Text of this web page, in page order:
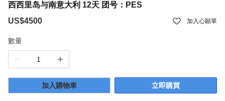
西西里岛与南意大利 12天 团号：PES
US$4500
加入心願單
數量
加入購物車 立即購買